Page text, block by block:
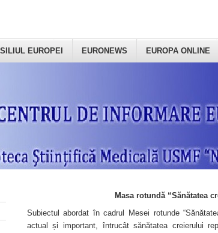
EUROPEI EURONEWS EUROPA ONLINE
Masa rotundă “Sănătatea
Subiectul abordat în cadrul Mesei rotunde
actual și important, întrucât sănătatea creierului